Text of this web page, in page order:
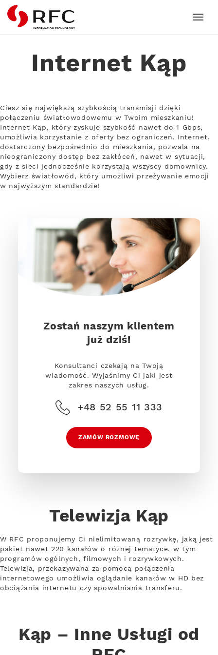
RFC
Internet Kąp
Ciesz się największą szybkością transmisji dzięki
połączeniu światłowodowemu w Twoim mieszkaniu!
Internet Kąp, który zyskuje szybkość nawet do 1 Gbps,
umożliwia korzystanie z oferty bez ograniczeń. Internet,
dostarczony bezpośrednio do mieszkania, pozwala na
nieograniczony dostęp bez zakłóceń, nawet w sytuacji,
gdy z sieci jednocześnie korzystają wszyscy domownicy.
Wybierz światłowód, który umożliwi przeżywanie emocji
w najwyższym standardzie!
Zostań naszym klientem
już dziś!
Konsultanci czekają na Twoją
wiadomość. Wyjaśnimy Ci jaki jest
zakres naszych usług.
+48 52 55 11 333
ZAMÓW ROZMOWĘ
Telewizja Kąp
W RFC proponujemy Ci nielimitowaną rozrywkę, jaką jest
pakiet nawet 220 kanałów o różnej tematyce, w tym
programów ogólnych, filmowych i rozrywkowych.
Telewizja, przekazywana za pomocą połączenia
internetowego umożliwia oglądanie kanałów w HD bez
obciążania internetu czy spowalniania transferu.
Kąp – Inne Usługi od